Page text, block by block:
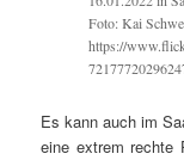
Foto: Kai
https://
Es kann auch im
eine extrem rechte